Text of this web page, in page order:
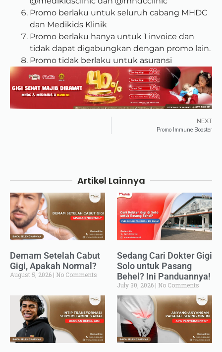
Promo berlaku untuk seluruh cabang MHDC
dan Medikids Klinik
Promo berlaku hanya untuk 1 invoice dan
tidak dapat digabungkan dengan promo lain.
Promo tidak berlaku untuk asuransi
NEXT
Promo Immune Booster
Artikel Lainnya
Demam Setelah Cabut
Gigi, Apakah Normal?
August 5, 2026 No Comments
Sedang Cari Dokter Gigi
Solo untuk Pasang
Behel? Ini Panduannya!
July 30, 2026 No Comments